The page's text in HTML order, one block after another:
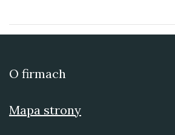
O firmach
Mapa strony